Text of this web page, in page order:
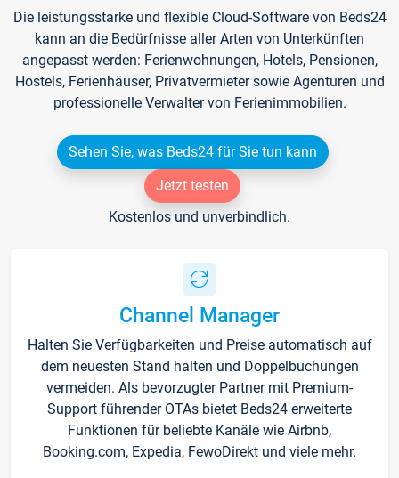
Die leistungsstarke und flexible Cloud-Software von Beds24
kann an die Bedürfnisse aller Arten von Unterkünften
angepasst werden: Ferienwohnungen, Hotels, Pensionen,
Hostels, Ferienhäuser, Privatvermieter sowie Agenturen und
professionelle Verwalter von Ferienimmobilien.
Sehen Sie, was Beds24 für Sie tun kann
Jetzt testen
Kostenlos und unverbindlich.
Channel Manager
Halten Sie Verfügbarkeiten und Preise automatisch auf
dem neuesten Stand halten und Doppelbuchungen
vermeiden. Als bevorzugter Partner mit Premium-
Support führender OTAs bietet Beds24 erweiterte
Funktionen für beliebte Kanäle wie Airbnb,
Booking.com, Expedia, FewoDirekt und viele mehr.